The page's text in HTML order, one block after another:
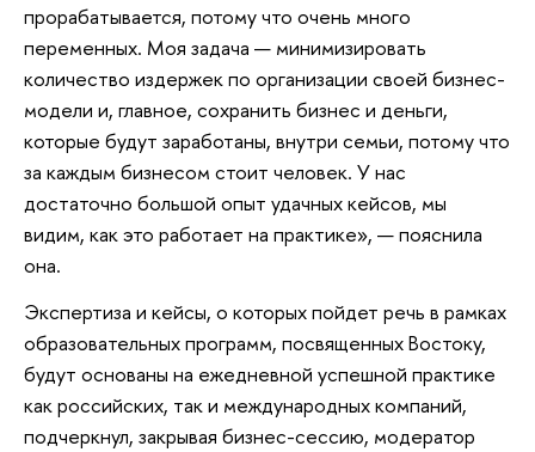
прорабатывается, потому что очень много
переменных. Моя задача — минимизировать
количество издержек по организации своей бизнес-
модели и, главное, сохранить бизнес и деньги,
которые будут заработаны, внутри семьи, потому что
за каждым бизнесом стоит человек. У нас
достаточно большой опыт удачных кейсов, мы
видим, как это работает на практике», — пояснила
она.
Экспертиза и кейсы, о которых пойдет речь в рамках
образовательных программ, посвященных Востоку,
будут основаны на ежедневной успешной практике
как российских, так и международных компаний,
подчеркнул, закрывая бизнес-сессию, модератор